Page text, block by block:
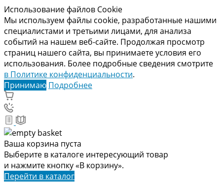
Использование файлов Cookie
Мы используем файлы cookie, разработанные нашими
специалистами и третьими лицами, для анализа
событий на нашем веб-сайте. Продолжая просмотр
страниц нашего сайта, вы принимаете условия его
использования. Более подробные сведения смотрите
в Политике конфиденциальности.
Принимаю Подробнее
Ваша корзина пуста
Выберите в каталоге интересующий товар
и нажмите кнопку «В корзину».
Перейти в каталог